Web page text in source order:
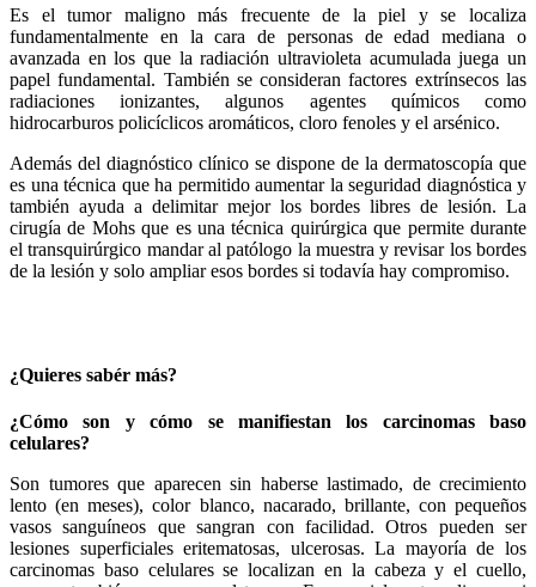
Es el tumor maligno más frecuente de la piel y se localiza
fundamentalmente en la cara de personas de edad mediana o
avanzada en los que la radiación ultravioleta acumulada juega un
papel fundamental. También se consideran factores extrínsecos las
radiaciones ionizantes, algunos agentes químicos como
hidrocarburos policíclicos aromáticos, cloro fenoles y el arsénico.
Además del diagnóstico clínico se dispone de la dermatoscopía que
es una técnica que ha permitido aumentar la seguridad diagnóstica y
también ayuda a delimitar mejor los bordes libres de lesión. La
cirugía de Mohs que es una técnica quirúrgica que permite durante
el transquirúrgico mandar al patólogo la muestra y revisar los bordes
de la lesión y solo ampliar esos bordes si todavía hay compromiso.
¿Quieres sabér más?
¿Cómo son y cómo se manifiestan los carcinomas baso
celulares?
Son tumores que aparecen sin haberse lastimado, de crecimiento
lento (en meses), color blanco, nacarado, brillante, con pequeños
vasos sanguíneos que sangran con facilidad. Otros pueden ser
lesiones superficiales eritematosas, ulcerosas. La mayoría de los
carcinomas baso celulares se localizan en la cabeza y el cuello,